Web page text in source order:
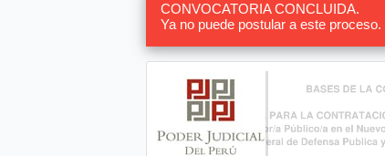
CONVOCATORIA CONCLUIDA.
Ya no puede postular a este proceso.